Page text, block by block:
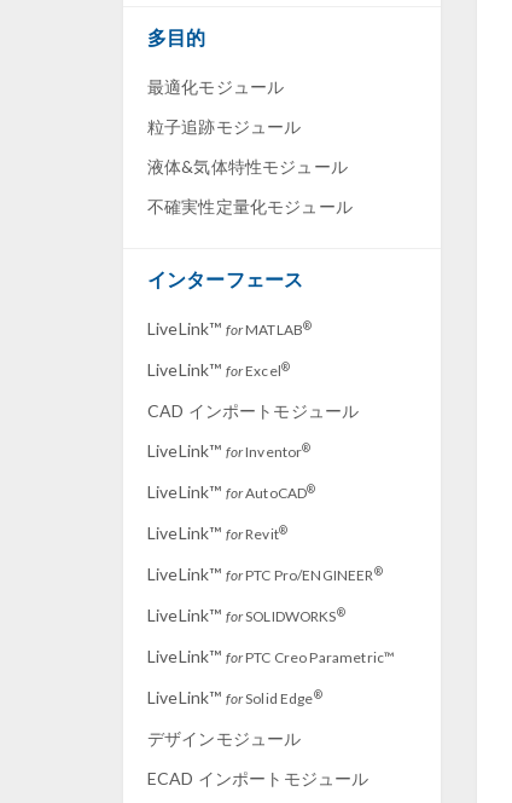
多目的
最適化モジュール
粒子追跡モジュール
液体&気体特性モジュール
不確実性定量化モジュール
インターフェース
LiveLink™ forMATLAB®
LiveLink™ forExcel®
CAD インポートモジュール
LiveLink™ forInventor®
LiveLink™ forAutoCAD®
LiveLink™ forRevit®
LiveLink™ forPTC Pro/ENGINEER®
LiveLink™ forSOLIDWORKS®
LiveLink™ forPTC Creo Parametric™
LiveLink™ forSolid Edge®
デザインモジュール
ECAD インポートモジュール